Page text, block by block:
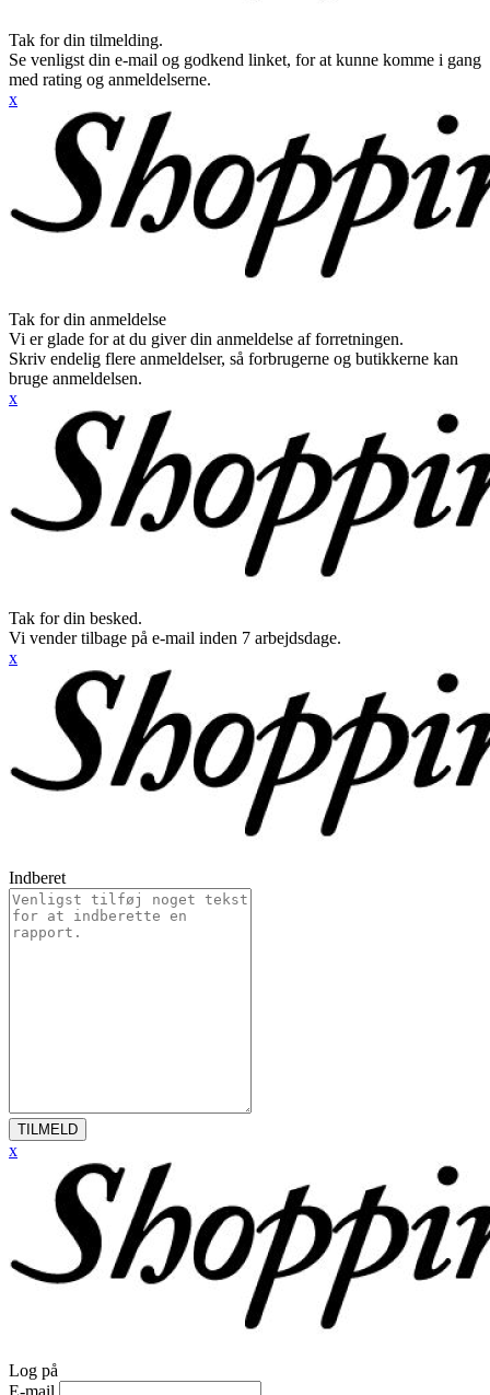
Tak for din tilmelding.
Se venligst din e-mail og godkend linket, for at kunne komme i gang
med rating og anmeldelserne.
x
Tak for din anmeldelse
Vi er glade for at du giver din anmeldelse af forretningen.
Skriv endelig flere anmeldelser, så forbrugerne og butikkerne kan
bruge anmeldelsen.
x
Tak for din besked.
Vi vender tilbage på e-mail inden 7 arbejdsdage.
x
Indberet
TILMELD
x
Log på
E-mail